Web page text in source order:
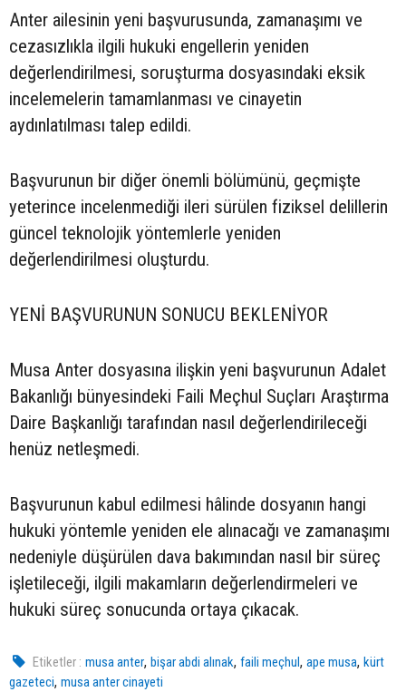
Anter ailesinin yeni başvurusunda, zamanaşımı ve
cezasızlıkla ilgili hukuki engellerin yeniden
değerlendirilmesi, soruşturma dosyasındaki eksik
incelemelerin tamamlanması ve cinayetin
aydınlatılması talep edildi.
Başvurunun bir diğer önemli bölümünü, geçmişte
yeterince incelenmediği ileri sürülen fiziksel delillerin
güncel teknolojik yöntemlerle yeniden
değerlendirilmesi oluşturdu.
YENİ BAŞVURUNUN SONUCU BEKLENİYOR
Musa Anter dosyasına ilişkin yeni başvurunun Adalet
Bakanlığı bünyesindeki Faili Meçhul Suçları Araştırma
Daire Başkanlığı tarafından nasıl değerlendirileceği
henüz netleşmedi.
Başvurunun kabul edilmesi hâlinde dosyanın hangi
hukuki yöntemle yeniden ele alınacağı ve zamanaşımı
nedeniyle düşürülen dava bakımından nasıl bir süreç
işletileceği, ilgili makamların değerlendirmeleri ve
hukuki süreç sonucunda ortaya çıkacak.
Etiketler : musa anter,bişar abdi alınak,faili meçhul,ape musa,kürt
gazeteci, musa anter cinayeti